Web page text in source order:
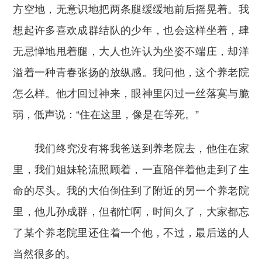
方空地，无意识地把两条腿缓缓地前后摇晃着。我
想起许多喜欢成群结队的少年，也会这样坐着，肆
无忌惮地甩着腿，大人也许认为坐姿不端庄，却洋
溢着一种青春张扬的放纵感。我问他，这个养老院
怎么样。他才回过神来，眼神里闪过一丝落寞与脆
弱，低声说：“住在这里，像是在等死。”
我们终究没有将我爸送到养老院去，他住在家
里，我们姐妹轮流照顾着，一直陪伴着他走到了生
命的尽头。我的大伯倒住到了附近的另一个养老院
里，他儿孙成群，但都忙啊，时间久了，大家都忘
了某个养老院里还住着一个他，不过，最后送的人
当然很多的。